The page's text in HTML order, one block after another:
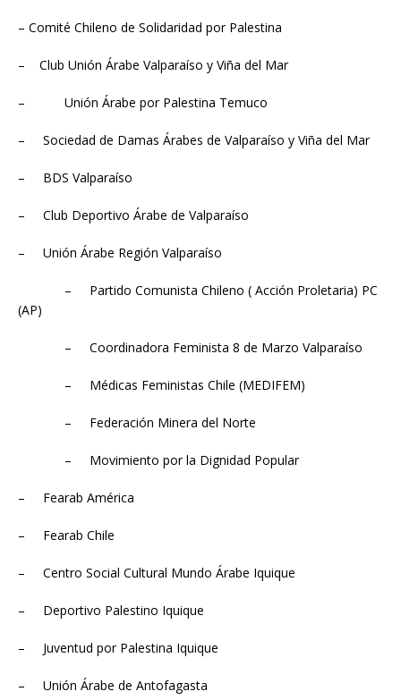
– Comité Chileno de Solidaridad por Palestina
– Club Unión Árabe Valparaíso y Viña del Mar
– Unión Árabe por Palestina Temuco
– Sociedad de Damas Árabes de Valparaíso y Viña del Mar
– BDS Valparaíso
– Club Deportivo Árabe de Valparaíso
– Unión Árabe Región Valparaíso
– Partido Comunista Chileno ( Acción Proletaria) PC
(AP)
– Coordinadora Feminista 8 de Marzo Valparaíso
– Médicas Feministas Chile (MEDIFEM)
– Federación Minera del Norte
– Movimiento por la Dignidad Popular
– Fearab América
– Fearab Chile
– Centro Social Cultural Mundo Árabe Iquique
– Deportivo Palestino Iquique
– Juventud por Palestina Iquique
– Unión Árabe de Antofagasta